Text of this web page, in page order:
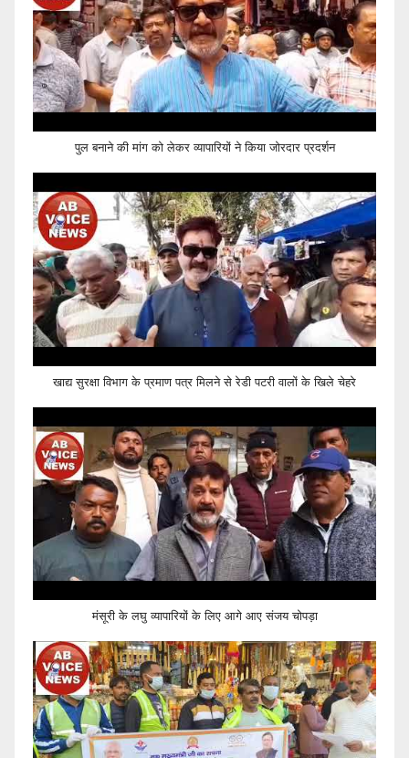
पुल बनाने की मांग को लेकर व्यापारियों ने किया जोरदार प्रदर्शन
खाद्य सुरक्षा विभाग के प्रमाण पत्र मिलने से रेडी पटरी वालों के खिले चेहरे
मंसूरी के लघु व्यापारियों के लिए आगे आए संजय चोपड़ा